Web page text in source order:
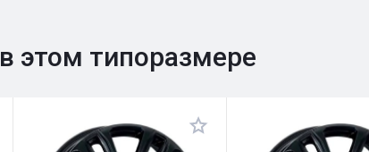
этом типоразмере